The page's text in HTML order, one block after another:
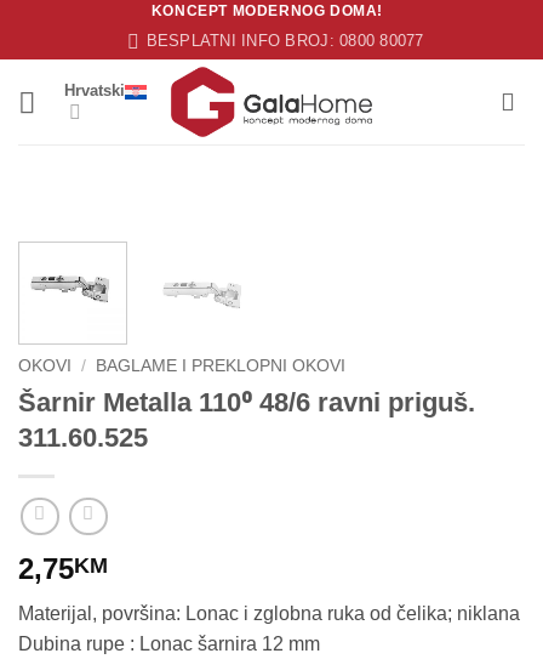
KONCEPT MODERNOG DOMA!
BESPLATNI INFO BROJ: 0800 80077
Hrvatski
OKOVI / BAGLAME I PREKLOPNI OKOVI
Šarnir Metalla 110⁰ 48/6 ravni priguš.
311.60.525
2,75KM
Materijal, površina: Lonac i zglobna ruka od čelika; niklana
Dubina rupe : Lonac šarnira 12 mm